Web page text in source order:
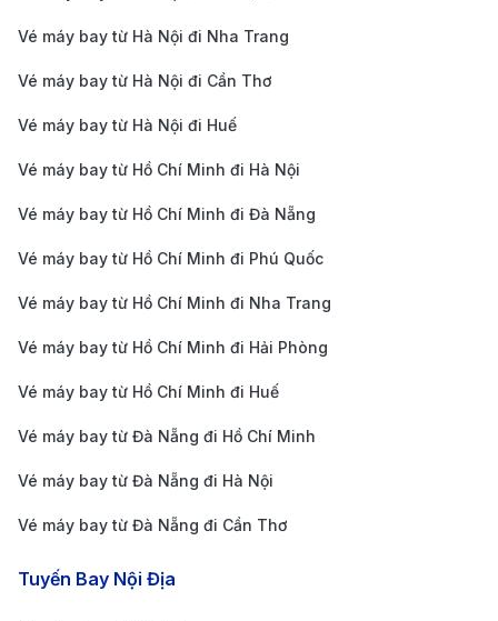
Cathay Pacific
Giá vé máy bay Hà
Nội Vancouver
China Airlines
19.474.000 VND
Giá vé máy bay Hà
Nội Vancouver
18.424.000 VND
Nội Vancouver
17.598.000 VND
Hướng dẫn cách di chuyển từ sân
bay Vancouver đi trung tâm thành
phố
Vé máy bay từ Hà Nội đi Nha Trang
Vé máy bay từ Hà Nội đi Cần Thơ
Vé máy bay từ Hà Nội đi Huế
Vé máy bay từ Hồ Chí Minh đi Hà Nội
Vé máy bay từ Hồ Chí Minh đi Đà Nẵng
Vé máy bay từ Hồ Chí Minh đi Phú Quốc
Vé máy bay từ Hồ Chí Minh đi Nha Trang
Vé máy bay từ Hồ Chí Minh đi Hải Phòng
Vé máy bay từ Hồ Chí Minh đi Huế
Vé máy bay từ Đà Nẵng đi Hồ Chí Minh
Vé máy bay từ Đà Nẵng đi Hà Nội
Vé máy bay từ Đà Nẵng đi Cần Thơ
Tuyến Bay Nội Địa